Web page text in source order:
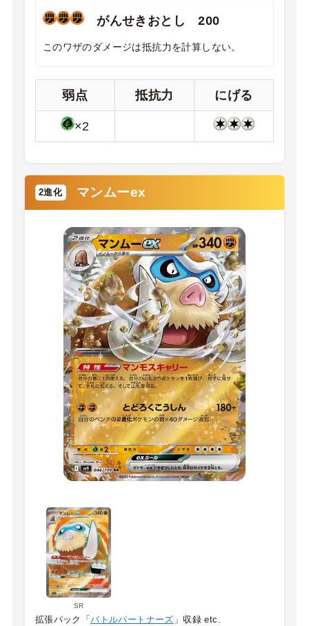
がんせきおとし 200
このワザのダメージは抵抗力を計算しない。
弱点 抵抗力 にげる
×2
マンムーex
SR
拡張パック「バトルパートナーズ 」収録 etc.